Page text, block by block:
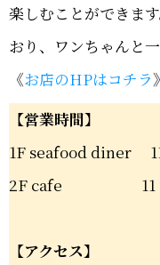
楽しむことができま
おり、ワンちゃんと
《お店のHPはコチラ》
【営業時間】
1F seafood diner 11
2F cafe 11：00
【アクセス】